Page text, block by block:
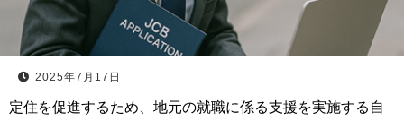
2025年7月17日
定住を促進するため、地元の就職に係る支援を実施する自